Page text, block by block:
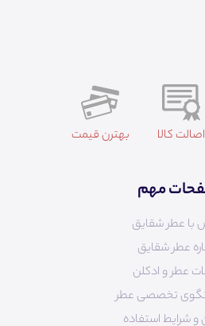
اصالت کالا بهترن قیمت
مهم
با عطر شقایق
عطر شقایق
عطر و ادکلن
تخصصی عطر
و شرایط استفاده